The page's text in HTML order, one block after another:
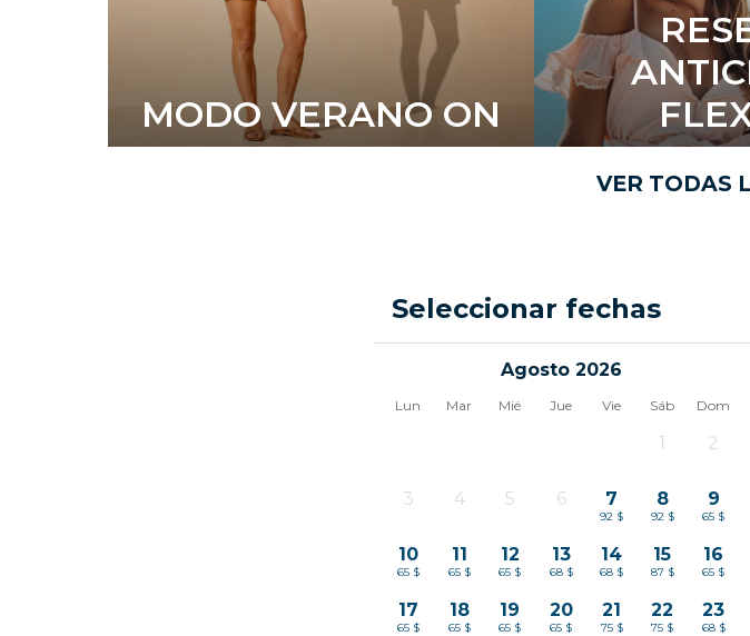
MODO VERANO ON
VER TODAS
Seleccionar fechas
Agosto 2026
Lun Mar Mié Jue Vie Sáb Dom
1 2
3 4 5 6 7
92 $
8
92 $
9
65 $
10
65 $
11
65 $
12
65 $
13
68 $
14
68 $
15
87 $
16
65 $
17
65 $
18
65 $
19
65 $
20
65 $
21
75 $
22
75 $
23
68 $